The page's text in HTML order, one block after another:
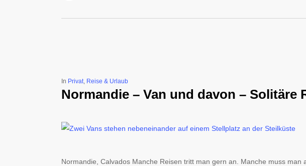
In Privat, Reise & Urlaub
Normandie – Van und davon – Solitäre
Normandie, Calvados Manche Reisen tritt man gern an. Manche muss